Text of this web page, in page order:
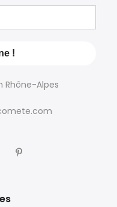
Rhône-Alpes